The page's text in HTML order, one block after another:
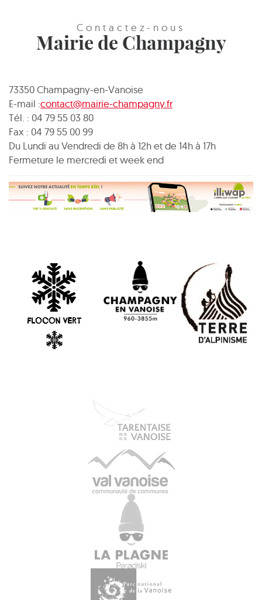
Contactez-nous
Mairie de Champagny
73350 Champagny-en-Vanoise
E-mail :contact@mairie-champagny.fr
Tél. : 04 79 55 03 80
Fax : 04 79 55 00 99
Du Lundi au Vendredi de 8h à 12h et de 14h à 17h
Fermeture le mercredi et week end